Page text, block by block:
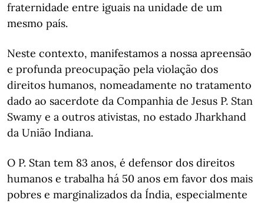
fraternidade entre iguais na unidade de um
mesmo país.
Neste contexto, manifestamos a nossa apreensão
e profunda preocupação pela violação dos
direitos humanos, nomeadamente no tratamento
dado ao sacerdote da Companhia de Jesus P. Stan
Swamy e a outros ativistas, no estado Jharkhand
da União Indiana.
O P. Stan tem 83 anos, é defensor dos direitos
humanos e trabalha há 50 anos em favor dos mais
pobres e marginalizados da Índia, especialmente